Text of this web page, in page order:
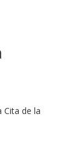
Cita de la